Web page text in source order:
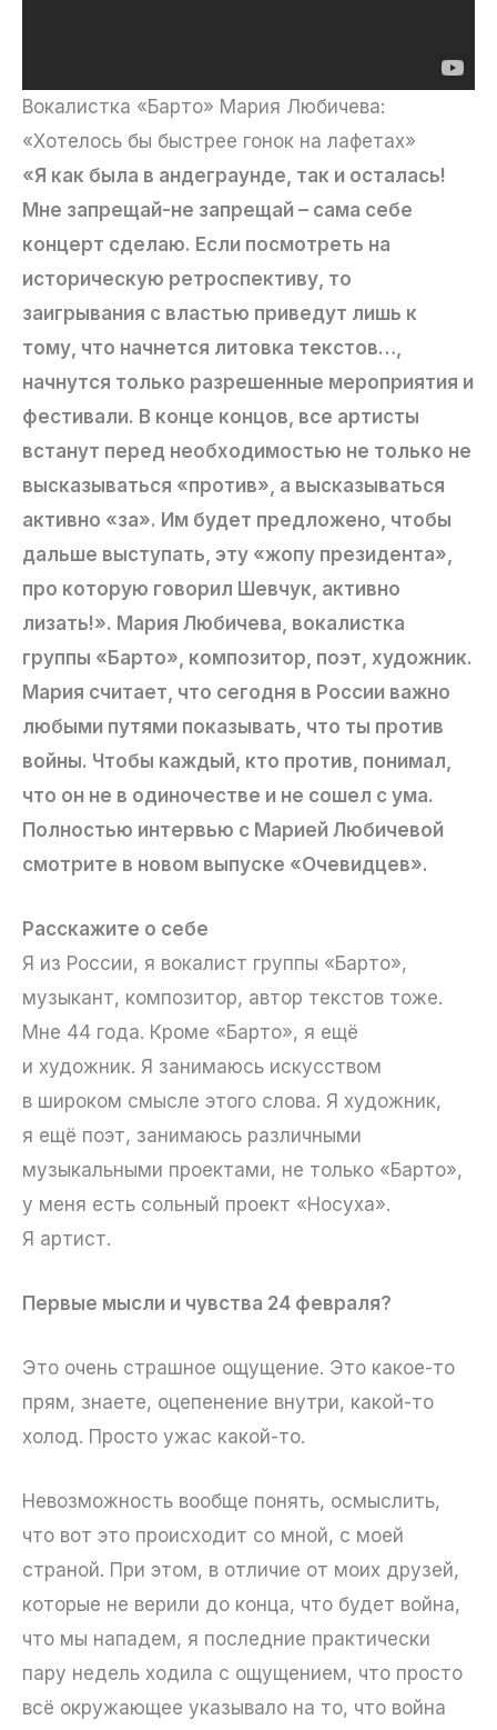
Вокалистка «Барто» Мария Любичева:
«Хотелось бы быстрее гонок на лафетах»
«Я как была в андеграунде, так и осталась!
Мне запрещай-не запрещай – сама себе
концерт сделаю. Если посмотреть на
историческую ретроспективу, то
заигрывания с властью приведут лишь к
тому, что начнется литовка текстов…,
начнутся только разрешенные мероприятия и
фестивали. В конце концов, все артисты
встанут перед необходимостью не только не
высказываться «против», а высказываться
активно «за». Им будет предложено, чтобы
дальше выступать, эту «жопу президента»,
про которую говорил Шевчук, активно
лизать!». Мария Любичева, вокалистка
группы «Барто», композитор, поэт, художник.
Мария считает, что сегодня в России важно
любыми путями показывать, что ты против
войны. Чтобы каждый, кто против, понимал,
что он не в одиночестве и не сошел с ума.
Полностью интервью с Марией Любичевой
смотрите в новом выпуске «Очевидцев».
Расскажите о себе
Я из России, я вокалист группы «Барто»,
музыкант, композитор, автор текстов тоже.
Мне 44 года. Кроме «Барто», я ещё
и художник. Я занимаюсь искусством
в широком смысле этого слова. Я художник,
я ещё поэт, занимаюсь различными
музыкальными проектами, не только «Барто»,
у меня есть сольный проект «Носуха».
Я артист.
Первые мысли и чувства 24 февраля?
Это очень страшное ощущение. Это какое-то
прям, знаете, оцепенение внутри, какой-то
холод. Просто ужас какой-то.
Невозможность вообще понять, осмыслить,
что вот это происходит со мной, с моей
страной. При этом, в отличие от моих друзей,
которые не верили до конца, что будет война,
что мы нападем, я последние практически
пару недель ходила с ощущением, что просто
всё окружающее указывало на то, что война